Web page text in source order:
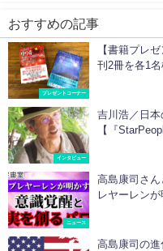
おすすめの記事
プレゼントコーナー
【書籍プレ
刊2冊を各1名
インタビュー
吉川浩／日
【『
ニュース
高島康司さ
レヤーレン
高島康司の